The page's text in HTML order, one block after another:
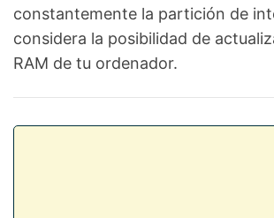
constantemente la partición de
considera la posibilidad de
RAM de tu ordenador.